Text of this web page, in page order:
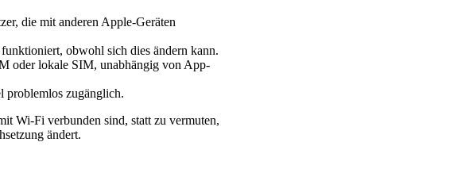
die mit anderen Apple-Geräten
obwohl sich dies ändern kann.
oder lokale SIM, unabhängig von App-
zugänglich.
Wi-Fi verbunden sind, statt zu vermuten,
ändert.